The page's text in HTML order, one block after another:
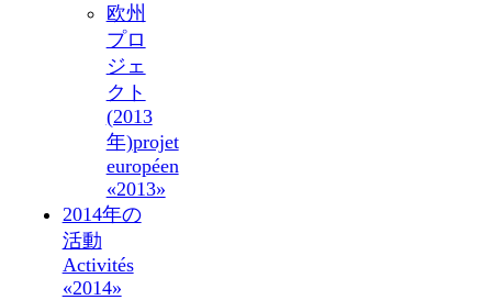
欧州
プロ
ジェ
クト
(2013
年)projet
européen
«2013»
2014年の
活動
Activités
«2014»